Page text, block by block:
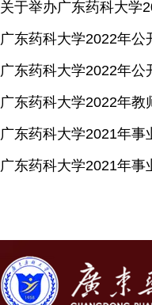
关于举办广东药科大学
广东药科大学2022年
广东药科大学2022年公
广东药科大学2022年教
广东药科大学2021年
广东药科大学2021年